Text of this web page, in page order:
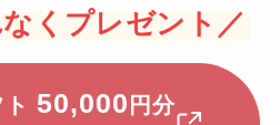
くプレゼント／
50,000 円分